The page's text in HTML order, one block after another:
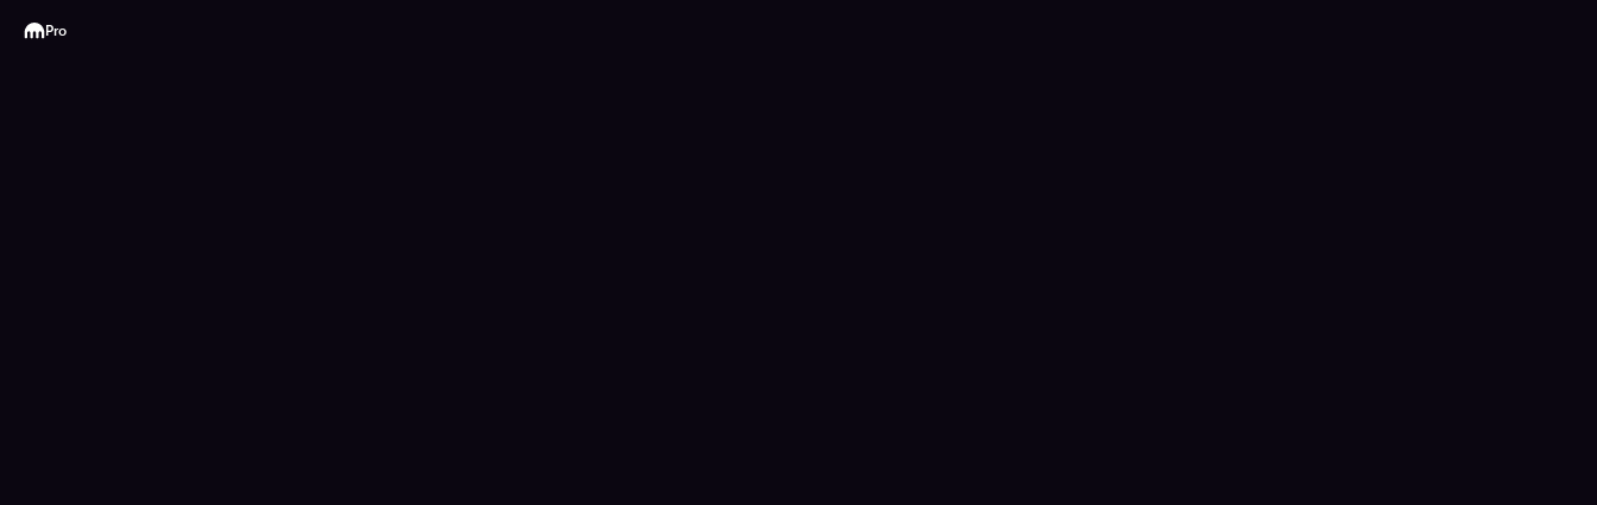
Kraken
Pro